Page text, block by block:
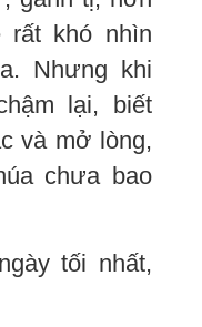
rất khó nhìn
Nhưng khi
lại, biết
và mở lòng,
chưa bao
tối nhất,